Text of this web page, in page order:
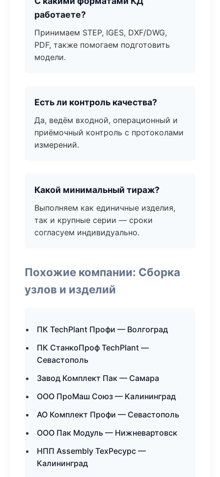
работаете?
Принимаем STEP, IGES, DXF/DWG,
PDF, также помогаем подготовить
модели.
Есть ли контроль качества?
Да, ведём входной, операционный и
приёмочный контроль с протоколами
измерений.
Какой минимальный тираж?
Выполняем как единичные изделия,
так и крупные серии — сроки
согласуем индивидуально.
Похожие компании: Сборка
узлов и изделий
ПК TechPlant Профи — Волгоград
ПК СтанкоПроф TechPlant —
Севастополь
Завод Комплект Пак — Самара
ООО ПроМаш Союз — Калининград
АО Комплект Профи — Севастополь
ООО Пак Модуль — Нижневартовск
НПП Assembly ТехРесурс —
Калининград